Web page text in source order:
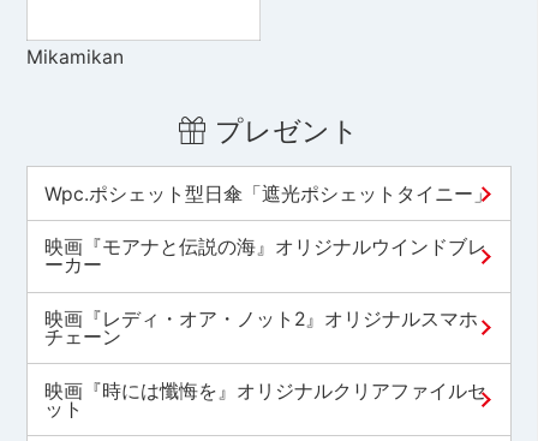
Mikamikan
プレゼント
Wpc.ポシェット型日傘「遮光ポシェットタイニー」
映画『モアナと伝説の海』オリジナルウインドブレ
ーカー
映画『レディ・オア・ノット2』オリジナルスマホ
チェーン
映画『時には懺悔を』オリジナルクリアファイルセ
ット